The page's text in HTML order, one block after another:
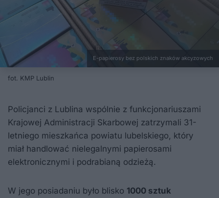
E-papierosy bez polskich znaków akcyzowych
fot. KMP Lublin
Policjanci z Lublina wspólnie z funkcjonariuszami
Krajowej Administracji Skarbowej zatrzymali 31-
letniego mieszkańca powiatu lubelskiego, który
miał handlować nielegalnymi papierosami
elektronicznymi i podrabianą odzieżą.
W jego posiadaniu było blisko 1000 sztuk